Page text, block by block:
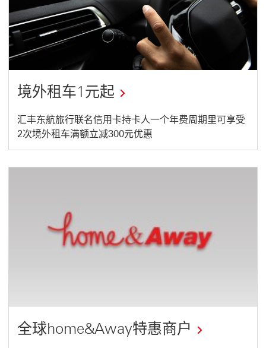
window
境外租车1元起
This
link
window
汇丰东航旅行联名信用卡持卡人一个年费周期里可享受
2次境外租车满额立减300元优惠
全球home&Away特惠商户